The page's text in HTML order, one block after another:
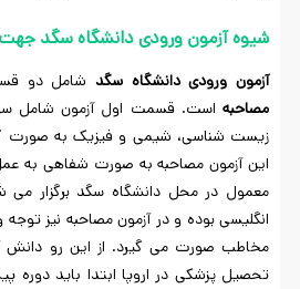
شیوه آزمون ورودی دانشگاه سگد
آزمون ورودی دانشگاه سگد شامل دو
مصاحبه است. قسمت اول آزمون شامل
زیست شناسی، شیمی و فیزیک به صورت
این آزمون مصاحبه به صورت شفاهی به
معمول در محل دانشگاه سگد برگزار می
انگلیسی بوده و در آزمون مصاحبه نیز
مخاطب صورت می گیرد. از این رو دانش
تحصیل پزشکی در اروپا ابتدا باید دوره